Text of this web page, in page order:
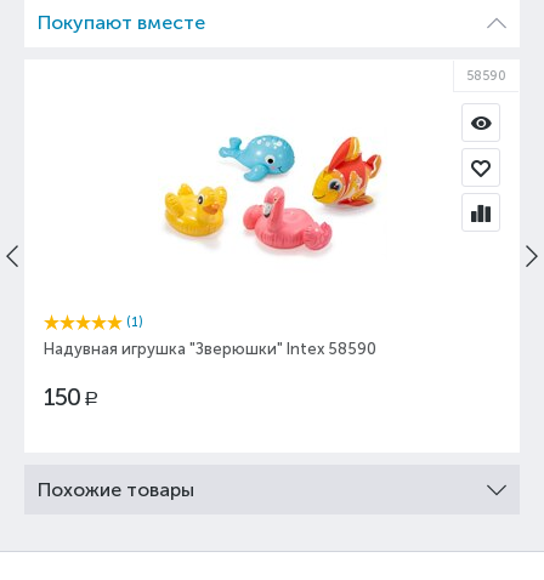
Покупают вместе
58590
(1)
Надувная игрушка "Зверюшки" Intex 58590
150 Р
Похожие товары